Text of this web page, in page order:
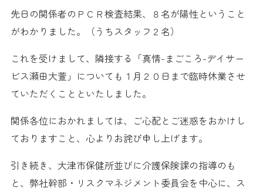
先日の関係者のＰＣＲ検査結果、８名が陽性ということ
がわかりました。（うちスタッフ２名）
これを受けまして、隣接する「真情-まごころ-デイサー
ビス瀬田大萱」についても１月２０日まで臨時休業させ
ていただくことといたしました。
関係各位におかれましては、ご心配とご迷惑をおかけし
ておりますこと、心よりお詫び申し上げます。
引き続き、大津市保健所並びに介護保険課の指導のも
と、弊社幹部・リスクマネジメント委員会を中心に、ス